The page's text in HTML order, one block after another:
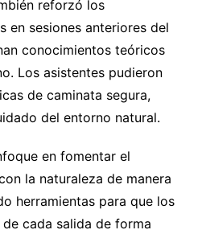
reforzó los
en sesiones anteriores del
conocimientos teóricos
Los asistentes pudieron
de caminata segura,
del entorno natural.
en fomentar el
la naturaleza de manera
herramientas para que los
cada salida de forma